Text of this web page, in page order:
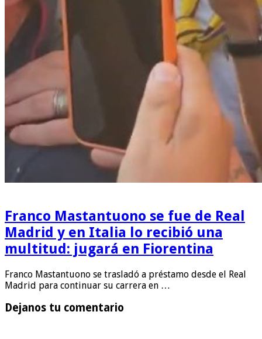
Franco Mastantuono se fue de Real
Madrid y en Italia lo recibió una
multitud: jugará en Fiorentina
Franco Mastantuono se trasladó a préstamo desde el Real
Madrid para continuar su carrera en …
Dejanos tu comentario